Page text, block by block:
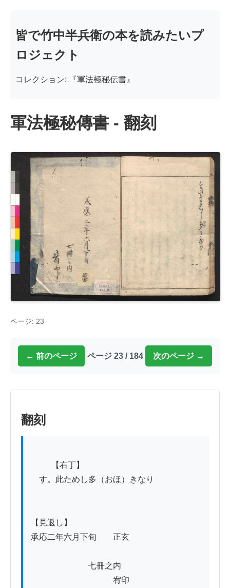
皆で竹中半兵衛の本を読みたいプ
ロジェクト
コレクション: 『軍法極秘伝書』
軍法極秘傳書 - 翻刻
ページ: 23
← 前のページ ページ 23 / 184 次のページ →
翻刻
す。此ためし多（おほ）きなり
【見返し】
承応二年六月下旬　　正玄
七冊之内
宥印